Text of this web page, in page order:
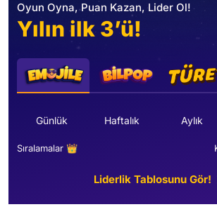
Oyun Oyna, Puan Kazan, Lider Ol!
Yılın ilk 3’ü!
Günlük Haftalık Aylık
Sıralamalar 👑
Liderlik Tablosunu Gör!